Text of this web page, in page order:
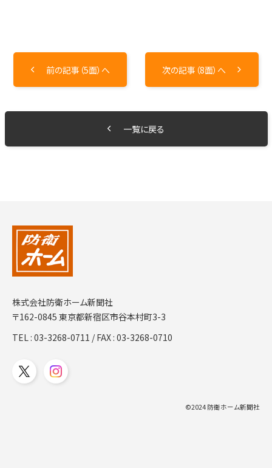
前の記事（5面）へ 次の記事（8面）へ
一覧に戻る
株式会社防衛ホーム新聞社
〒162-0845 東京都新宿区市谷本村町3-3
TEL :03-3268-0711 / FAX : 03-3268-0710
©2024 防衛ホーム新聞社